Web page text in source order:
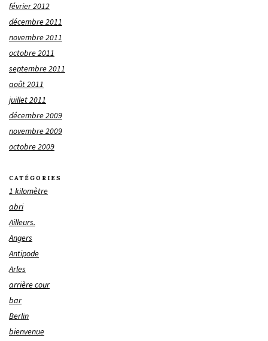
février 2012
décembre 2011
novembre 2011
octobre 2011
septembre 2011
août 2011
juillet 2011
décembre 2009
novembre 2009
octobre 2009
CATÉGORIES
1 kilomètre
abri
Ailleurs.
Angers
Antipode
Arles
arrière cour
bar
Berlin
bienvenue